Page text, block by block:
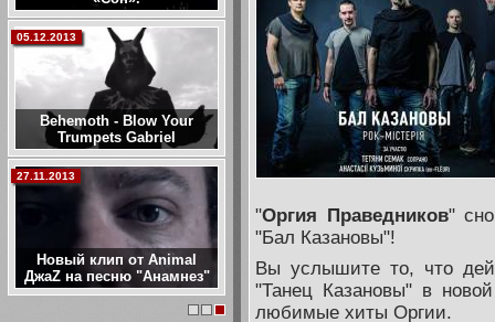
Behemoth - Blow Your
Trumpets Gabriel
05.12.2013
Новый клип от Animal
ДжаZ на песню "Анамнез"
27.11.2013
"Оргия Праведников"
"Бал Казановы"!
Вы услышите то, что
"Танец Казановы" в
любимые хиты Оргии.